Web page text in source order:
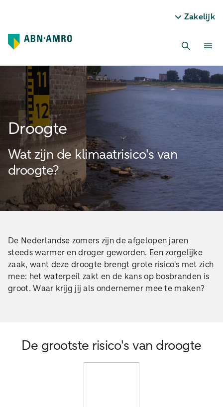
Zakelijk
Droogte
Wat zijn de klimaatrisico's van
droogte?
De Nederlandse zomers zijn de afgelopen jaren
steeds warmer en droger geworden. Een zorgelijke
zaak, want deze droogte brengt grote risico's met zich
mee: het waterpeil zakt en de kans op bosbranden is
groot. Waar krijg jij als ondernemer mee te maken?
De grootste risico's van droogte